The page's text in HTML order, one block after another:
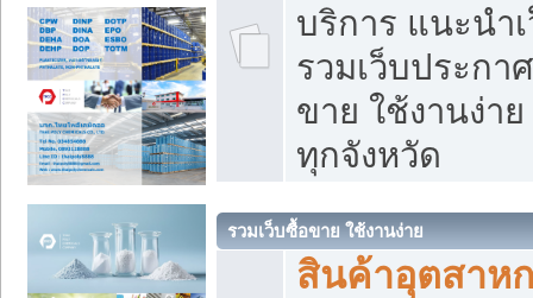
บริการ แนะนำ
รวมเว็บประกา
ขาย ใช้งานง่า
ทุกจังหวัด
รวมเว็บซื้อขาย ใช้งานง่าย
สินค้าอุตสาห